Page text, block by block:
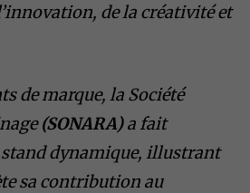
de la créativité et
de marque, la Société
(SONARA)a fait
stand dynamique, illustrant
sa contribution au